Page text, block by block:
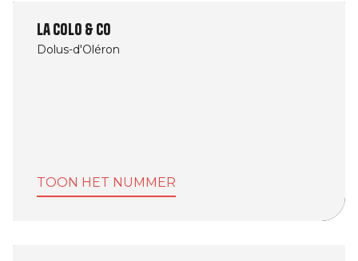
La Colo & Co
Dolus-d'Oléron
TOON HET NUMMER